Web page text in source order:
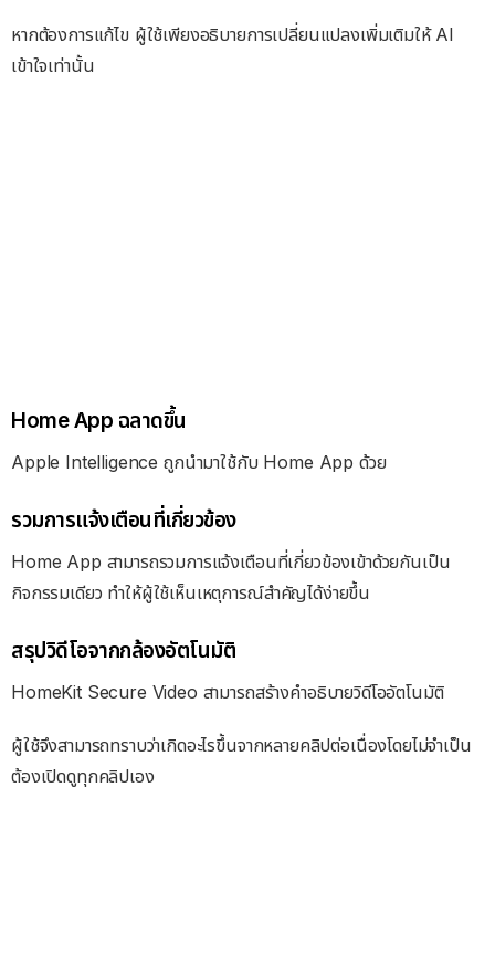
หากต้องการแก้ไข ผู้ใช้เพียงอธิบายการเปลี่ยนแปลงเพิ่มเติมให้ AI
เข้าใจเท่านั้น
Home App ฉลาดขึ้น
Apple Intelligence ถูกนำมาใช้กับ Home App ด้วย
รวมการแจ้งเตือนที่เกี่ยวข้อง
Home App สามารถรวมการแจ้งเตือนที่เกี่ยวข้องเข้าด้วยกันเป็น
กิจกรรมเดียว ทำให้ผู้ใช้เห็นเหตุการณ์สำคัญได้ง่ายขึ้น
สรุปวิดีโอจากกล้องอัตโนมัติ
HomeKit Secure Video สามารถสร้างคำอธิบายวิดีโออัตโนมัติ
ผู้ใช้จึงสามารถทราบว่าเกิดอะไรขึ้นจากหลายคลิปต่อเนื่องโดยไม่จำเป็น
ต้องเปิดดูทุกคลิปเอง